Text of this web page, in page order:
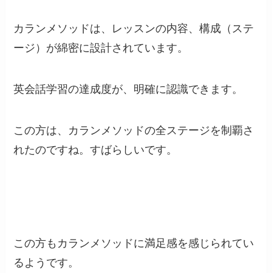
カランメソッドは、レッスンの内容、構成（ステ
ージ）が綿密に設計されています。
英会話学習の達成度が、明確に認識できます。
この方は、カランメソッドの全ステージを制覇さ
れたのですね。すばらしいです。
この方もカランメソッドに満足感を感じられてい
るようです。